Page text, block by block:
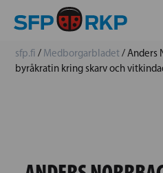
sfp.fi / Medborgarbladet/Anders
byråkratin kring skarv och